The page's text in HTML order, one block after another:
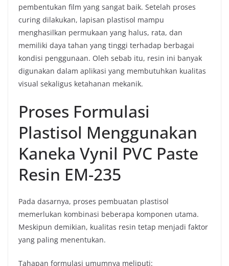
pembentukan film yang sangat baik. Setelah proses
curing dilakukan, lapisan plastisol mampu
menghasilkan permukaan yang halus, rata, dan
memiliki daya tahan yang tinggi terhadap berbagai
kondisi penggunaan. Oleh sebab itu, resin ini banyak
digunakan dalam aplikasi yang membutuhkan kualitas
visual sekaligus ketahanan mekanik.
Proses Formulasi
Plastisol Menggunakan
Kaneka Vynil PVC Paste
Resin EM-235
Pada dasarnya, proses pembuatan plastisol
memerlukan kombinasi beberapa komponen utama.
Meskipun demikian, kualitas resin tetap menjadi faktor
yang paling menentukan.
Tahapan formulasi umumnya meliputi: